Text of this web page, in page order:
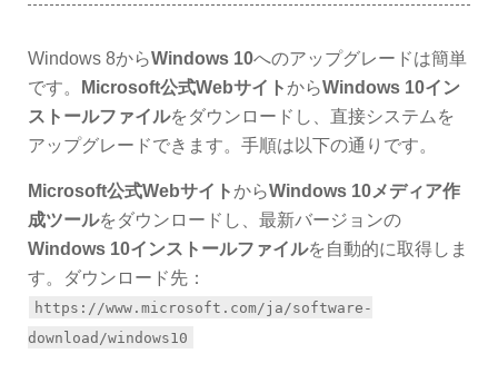
Windows 8からWindows 10へのアップグレードは簡単
です。
Microsoft公式WebサイトからWindows 10イン
ストールファイルをダウンロードし、直接システムを
アップグレードできます。手順は以下の通りです。
Microsoft公式WebサイトからWindows 10メディア作
成ツールをダウンロードし、最新バージョンの
Windows 10インストールファイルを自動的に取得しま
す。ダウンロード先：
https://www.microsoft.com/ja/software-
download/windows10